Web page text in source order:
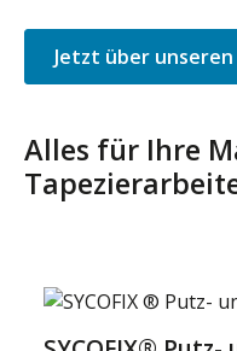
Jetzt über
Alles für Ihre
Produktgalerie